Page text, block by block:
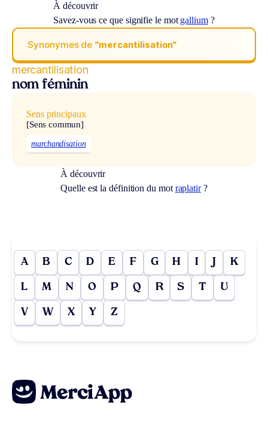
À découvrir
Savez-vous ce que signifie le mot gallium?
Synonymes de “mercantilisation“
mercantilisation
nom féminin
Sens principaux
[Sens commun]
marchandisation
À découvrir
Quelle est la définition du mot raplatir?
A B C D E F G H I J K
L M N O P Q R S T U
V W X Y Z